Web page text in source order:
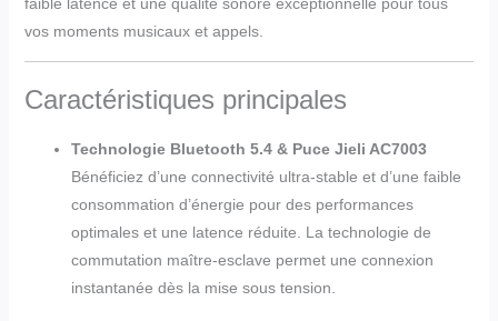
faible latence et une qualité sonore exceptionnelle pour tous
vos moments musicaux et appels.
Caractéristiques principales
Technologie Bluetooth 5.4 & Puce Jieli AC7003
Bénéficiez d’une connectivité ultra-stable et d’une faible
consommation d’énergie pour des performances
optimales et une latence réduite. La technologie de
commutation maître-esclave permet une connexion
instantanée dès la mise sous tension.